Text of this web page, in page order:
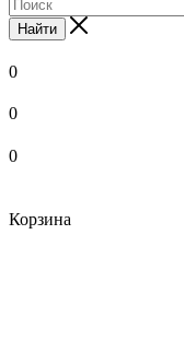
Найти
0
0
0
Корзина